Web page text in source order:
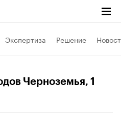
Экспертиза Решение
Черноземья, 1